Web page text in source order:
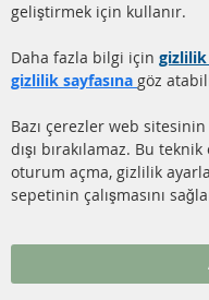
DİZEL PARTİKÜL FİLTRESİ
KATALİZÖR (KAT)
SSS
Daha fazla link
Veri koruma
Genel Çalışma
geliştirmek için kullanır.
Daha fazla bilgi için gizlilik
gizlilik sayfasına göz
Bazı çerezler web
dışı bırakılamaz. Bu
oturum açma, gizlilik
sepetinin çalışmasını